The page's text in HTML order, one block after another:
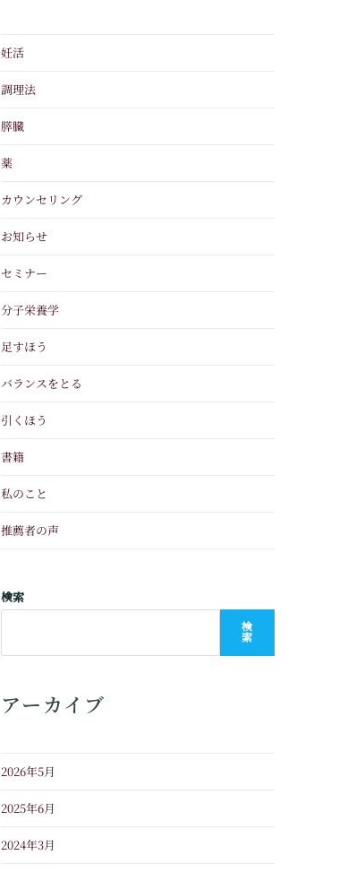
妊活
調理法
膵臓
薬
カウンセリング
お知らせ
セミナー
分子栄養学
足すほう
バランスをとる
引くほう
書籍
私のこと
推薦者の声
検索
検
索
アーカイブ
2026年5月
2025年6月
2024年3月